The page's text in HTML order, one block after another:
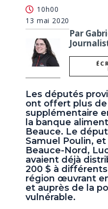
10h00
13 mai 2020
Par
Les députés
ont offert plus de
supplémentaire
la banque
Beauce. Le
Samuel Poulin,
Beauce-Nord,
avaient déjà
200 $ à
région œuvrant
et auprès de la
vulnérable.